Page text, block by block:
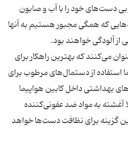
دست‌های خود را با آب و صابون
كه همگی مجبور هستیم به آنها
می‌كنند كه بهترین راهكار برای
استفاده از دستمال‌های مرطوب برای
بهداشتی داخل كابین هواپیما
به مواد ضد عفونی‌كننده
گزینه برای نظافت دست‌ها خواهد